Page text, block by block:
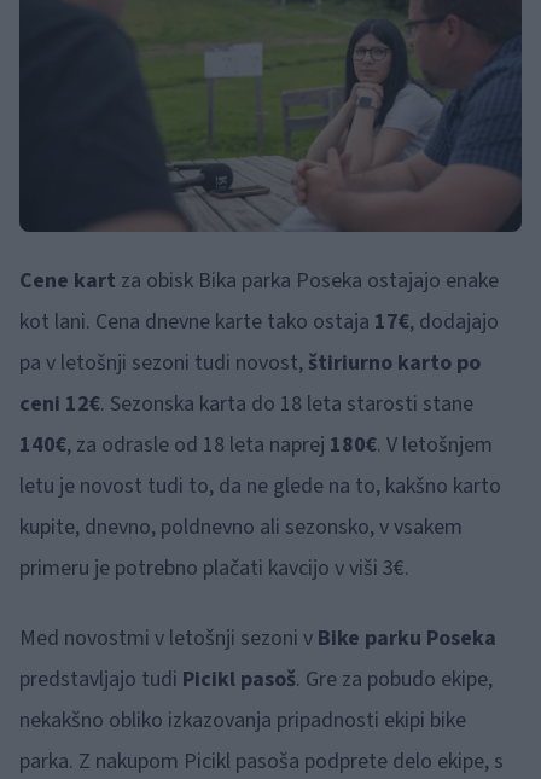
Cene kart za obisk Bika parka Poseka ostajajo enake
kot lani. Cena dnevne karte tako ostaja 17€, dodajajo
pa v letošnji sezoni tudi novost, štiriurno karto po
ceni 12€. Sezonska karta do 18 leta starosti stane
140€, za odrasle od 18 leta naprej 180€. V letošnjem
letu je novost tudi to, da ne glede na to, kakšno karto
kupite, dnevno, poldnevno ali sezonsko, v vsakem
primeru je potrebno plačati kavcijo v viši 3€.
Med novostmi v letošnji sezoni v Bike parku Poseka
predstavljajo tudi Picikl pasoš. Gre za pobudo ekipe,
nekakšno obliko izkazovanja pripadnosti ekipi bike
parka. Z nakupom Picikl pasoša podprete delo ekipe, s